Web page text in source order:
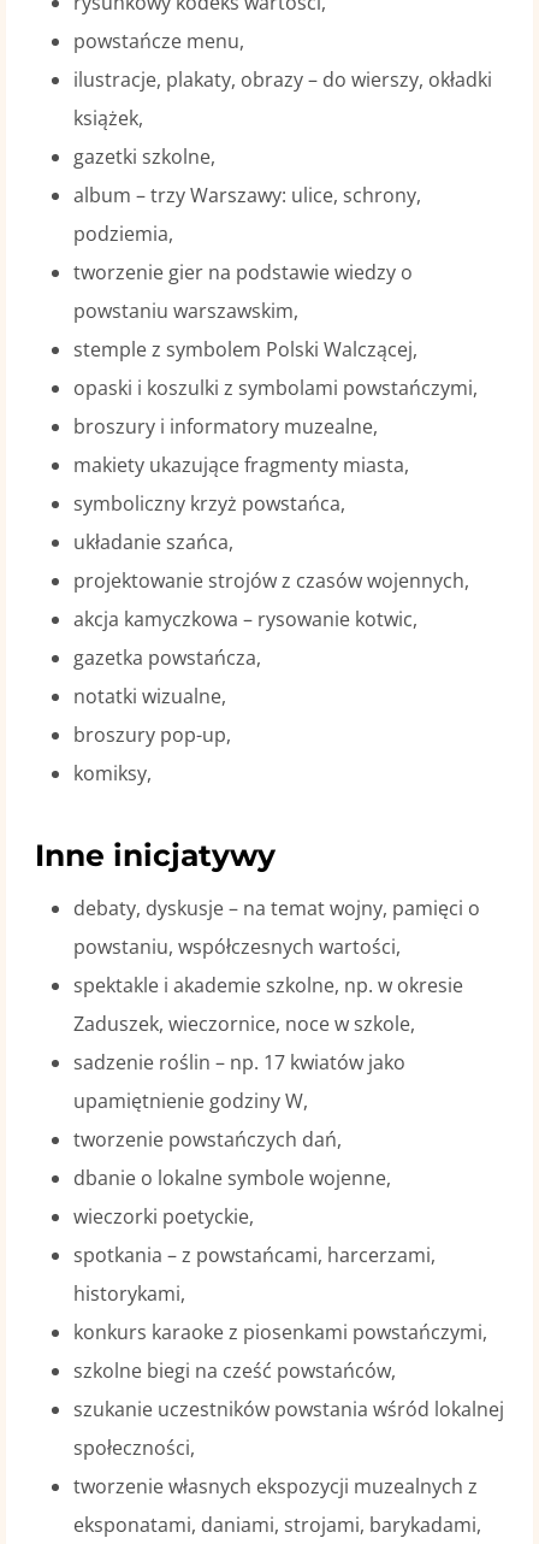
powstańcze menu,
ilustracje, plakaty, obrazy – do wierszy, okładki
książek,
gazetki szkolne,
album – trzy Warszawy: ulice, schrony,
podziemia,
tworzenie gier na podstawie wiedzy o
powstaniu warszawskim,
stemple z symbolem Polski Walczącej,
opaski i koszulki z symbolami powstańczymi,
broszury i informatory muzealne,
makiety ukazujące fragmenty miasta,
symboliczny krzyż powstańca,
układanie szańca,
projektowanie strojów z czasów wojennych,
akcja kamyczkowa – rysowanie kotwic,
gazetka powstańcza,
notatki wizualne,
broszury pop-up,
komiksy,
Inne inicjatywy
debaty, dyskusje – na temat wojny, pamięci o
powstaniu, współczesnych wartości,
spektakle i akademie szkolne, np. w okresie
Zaduszek, wieczornice, noce w szkole,
sadzenie roślin – np. 17 kwiatów jako
upamiętnienie godziny W,
tworzenie powstańczych dań,
dbanie o lokalne symbole wojenne,
wieczorki poetyckie,
spotkania – z powstańcami, harcerzami,
historykami,
konkurs karaoke z piosenkami powstańczymi,
szkolne biegi na cześć powstańców,
szukanie uczestników powstania wśród lokalnej
społeczności,
tworzenie własnych ekspozycji muzealnych z
eksponatami, daniami, strojami, barykadami,